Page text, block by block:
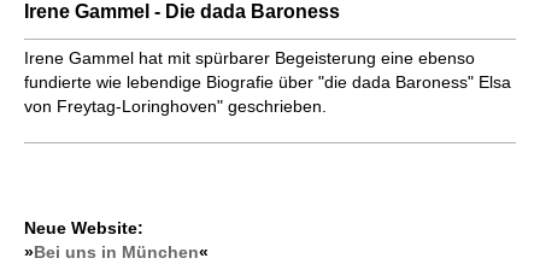
Irene Gammel - Die dada Baroness
Irene Gammel hat mit spürbarer Begeisterung eine ebenso
fundierte wie lebendige Biografie über "die dada Baroness" Elsa
von Freytag-Loringhoven" geschrieben.
Neue Website:
»Bei uns in München«